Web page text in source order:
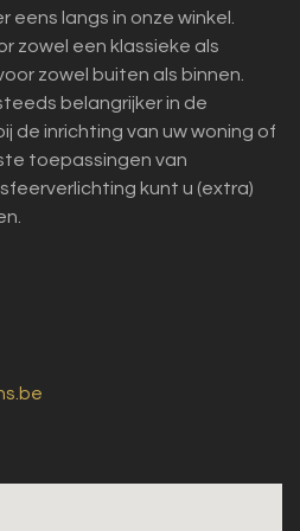
eens langs in onze winkel.
zowel een klassieke als
zowel buiten als binnen.
belangrijker in de
de inrichting van uw woning of
toepassingen van
kunt u (extra)